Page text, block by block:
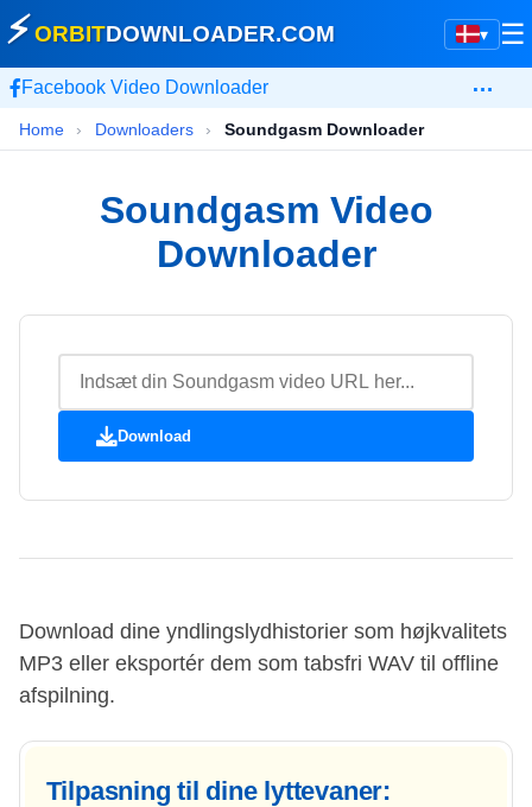
▾
⚡ORBITDOWNLOADER.COM ☰
Facebook Video Downloader …
Home › Downloaders › Soundgasm Downloader
Soundgasm Video
Downloader
Download
Download dine yndlingslydhistorier som højkvalitets
MP3 eller eksportér dem som tabsfri WAV til offline
afspilning.
Tilpasning til dine lyttevaner: